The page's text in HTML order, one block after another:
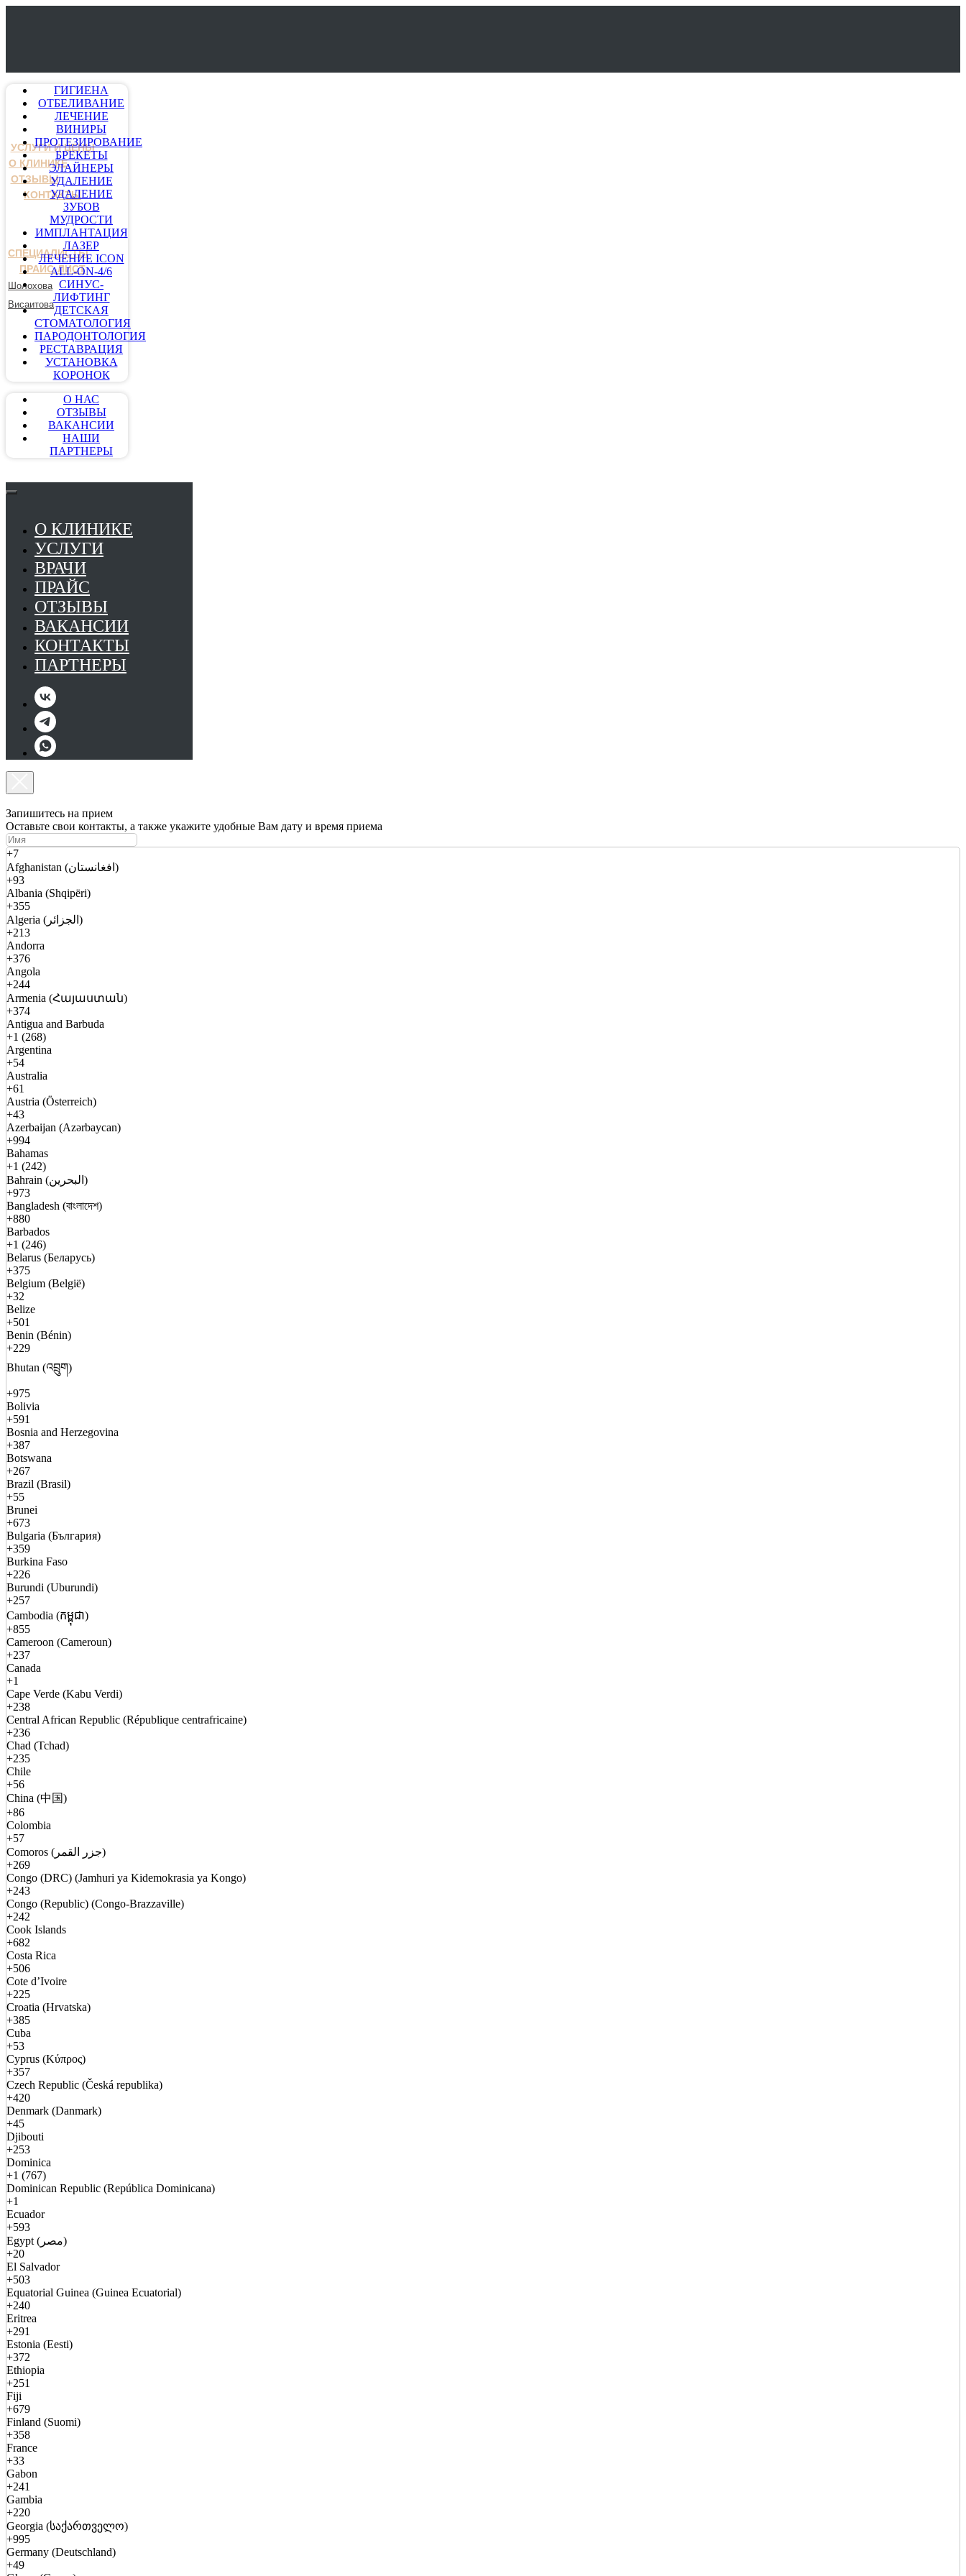
УСЛУГИ И ЦЕНЫ
О КЛИНИКЕ
ОТЗЫВЫ
КОНТАКТЫ
СПЕЦИАЛИСТЫ
ПРАЙС-ЛИСТ
Шолохова
Висаитова
ГИГИЕНА
ОТБЕЛИВАНИЕ
ЛЕЧЕНИЕ
ВИНИРЫ
ПРОТЕЗИРОВАНИЕ
БРЕКЕТЫ
ЭЛАЙНЕРЫ
УДАЛЕНИЕ
УДАЛЕНИЕ
ЗУБОВ
МУДРОСТИ
ИМПЛАНТАЦИЯ
ЛАЗЕР
ЛЕЧЕНИЕ ICON
ALL-ON-4/6
СИНУС-
ЛИФТИНГ
ДЕТСКАЯ
СТОМАТОЛОГИЯ
ПАРОДОНТОЛОГИЯ
РЕСТАВРАЦИЯ
УСТАНОВКА
КОРОНОК
О НАС
ОТЗЫВЫ
ВАКАНСИИ
НАШИ
ПАРТНЕРЫ
О КЛИНИКЕ
УСЛУГИ
ВРАЧИ
ПРАЙС
ОТЗЫВЫ
ВАКАНСИИ
КОНТАКТЫ
ПАРТНЕРЫ
Запишитесь на прием
Оставьте свои контакты, а также укажите удобные Вам дату и время приема
+7
Afghanistan (افغانستان)
+93
Albania (Shqipëri)
+355
Algeria (الجزائر)
+213
Andorra
+376
Angola
+244
Armenia (Հայաստան)
+374
Antigua and Barbuda
+1 (268)
Argentina
+54
Australia
+61
Austria (Österreich)
+43
Azerbaijan (Azərbaycan)
+994
Bahamas
+1 (242)
Bahrain (البحرين)
+973
Bangladesh (বাংলাদেশ)
+880
Barbados
+1 (246)
Belarus (Беларусь)
+375
Belgium (België)
+32
Belize
+501
Benin (Bénin)
+229
Bhutan (འབྲུག)
+975
Bolivia
+591
Bosnia and Herzegovina
+387
Botswana
+267
Brazil (Brasil)
+55
Brunei
+673
Bulgaria (България)
+359
Burkina Faso
+226
Burundi (Uburundi)
+257
Cambodia (កម្ពុជា)
+855
Cameroon (Cameroun)
+237
Canada
+1
Cape Verde (Kabu Verdi)
+238
Central African Republic (République centrafricaine)
+236
Chad (Tchad)
+235
Chile
+56
China (中国)
+86
Colombia
+57
Comoros (جزر القمر)
+269
Congo (DRC) (Jamhuri ya Kidemokrasia ya Kongo)
+243
Congo (Republic) (Congo-Brazzaville)
+242
Cook Islands
+682
Costa Rica
+506
Cote d’Ivoire
+225
Croatia (Hrvatska)
+385
Cuba
+53
Cyprus (Κύπρος)
+357
Czech Republic (Česká republika)
+420
Denmark (Danmark)
+45
Djibouti
+253
Dominica
+1 (767)
Dominican Republic (República Dominicana)
+1
Ecuador
+593
Egypt (مصر)
+20
El Salvador
+503
Equatorial Guinea (Guinea Ecuatorial)
+240
Eritrea
+291
Estonia (Eesti)
+372
Ethiopia
+251
Fiji
+679
Finland (Suomi)
+358
France
+33
Gabon
+241
Gambia
+220
Georgia (საქართველო)
+995
Germany (Deutschland)
+49